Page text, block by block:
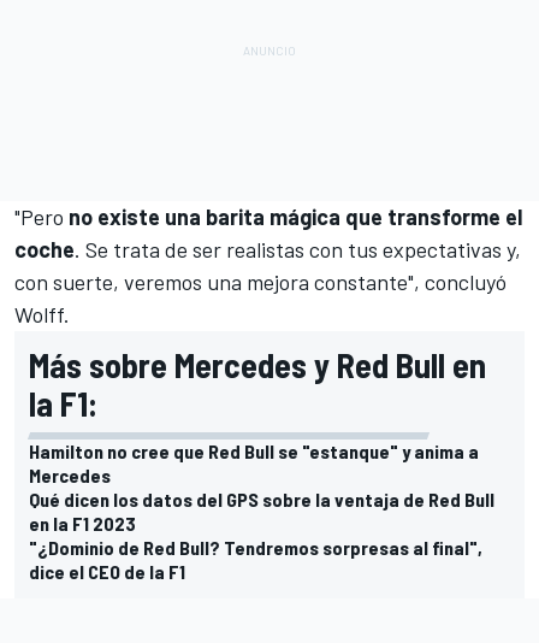
"Pero no existe una barita mágica que transforme el
coche. Se trata de ser realistas con tus expectativas y,
con suerte, veremos una mejora constante", concluyó
Wolff.
Más sobre Mercedes y Red Bull en
la F1:
Hamilton no cree que Red Bull se "estanque" y anima a
Mercedes
Qué dicen los datos del GPS sobre la ventaja de Red Bull
en la F1 2023
"¿Dominio de Red Bull? Tendremos sorpresas al final",
dice el CEO de la F1